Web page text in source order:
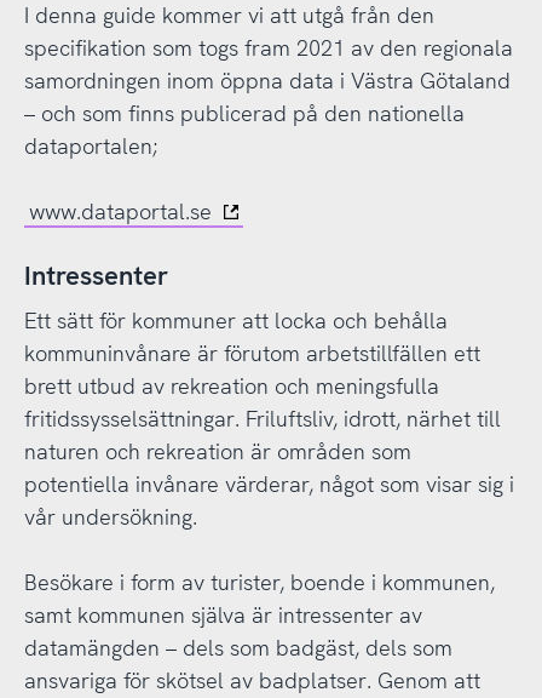
I denna guide kommer vi att utgå från den
specifikation som togs fram 2021 av den regionala
samordningen inom öppna data i Västra Götaland
– och som finns publicerad på den nationella
dataportalen;
www.dataportal.se
Intressenter
Ett sätt för kommuner att locka och behålla
kommuninvånare är förutom arbetstillfällen ett
brett utbud av rekreation och meningsfulla
fritidssysselsättningar. Friluftsliv, idrott, närhet till
naturen och rekreation är områden som
potentiella invånare värderar, något som visar sig i
vår undersökning.
Besökare i form av turister, boende i kommunen,
samt kommunen själva är intressenter av
datamängden – dels som badgäst, dels som
ansvariga för skötsel av badplatser. Genom att